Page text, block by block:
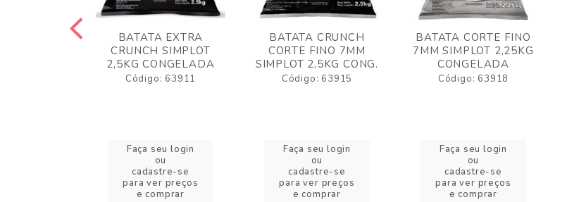
BATATA EXTRA
CRUNCH SIMPLOT
2,5KG CONGELADA
Código: 63911
Faça seu login
ou
cadastre-se
para ver preços
e comprar
BATATA CRUNCH
CORTE FINO 7MM
SIMPLOT 2,5KG CONG.
Código: 63915
Faça seu login
ou
cadastre-se
para ver preços
e comprar
BATATA CORTE FINO
7MM SIMPLOT 2,25KG
CONGELADA
Código: 63918
Faça seu login
ou
cadastre-se
para ver preços
e comprar